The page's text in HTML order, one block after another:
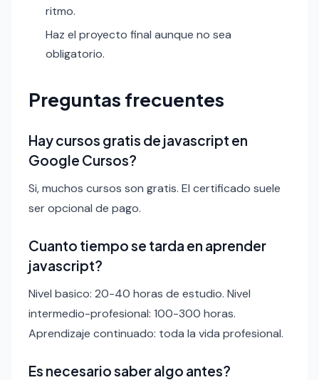
ritmo.
Haz el proyecto final aunque no sea
obligatorio.
Preguntas frecuentes
Hay cursos gratis de javascript en
Google Cursos?
Si, muchos cursos son gratis. El certificado suele
ser opcional de pago.
Cuanto tiempo se tarda en aprender
javascript?
Nivel basico: 20-40 horas de estudio. Nivel
intermedio-profesional: 100-300 horas.
Aprendizaje continuado: toda la vida profesional.
Es necesario saber algo antes?